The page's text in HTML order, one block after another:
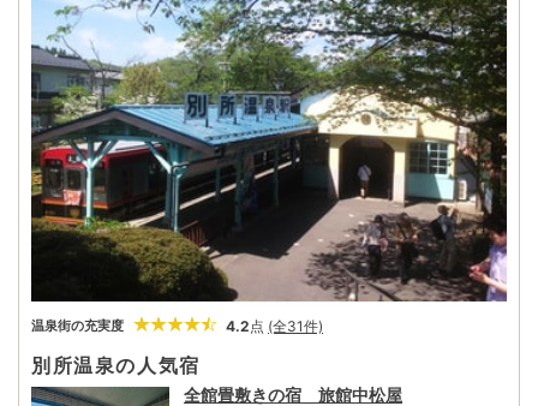
で、硫黄の香り漂う名湯を飲み比べてみるのもよい。 温泉街を脇に
それれば、国宝の八角三重塔で知られる安楽寺などの古刹が信州最
古の歴史を誇る別所の湯を静かに見守り続けている。
温泉街の充実度 4.2 点 (全31件)
別所温泉の人気宿
全館畳敷きの宿 旅館中松屋